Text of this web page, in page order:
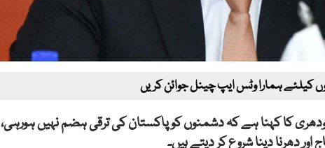
کیلئے ہمارا وٹس ایپ چینل جوائن کریں
کا کہنا ہے کہ دشمنوں کو پاکستان کی ترقی ہضم نہیں ہورہی،
دھرنا دینا شروع کر دیتے ہیں۔